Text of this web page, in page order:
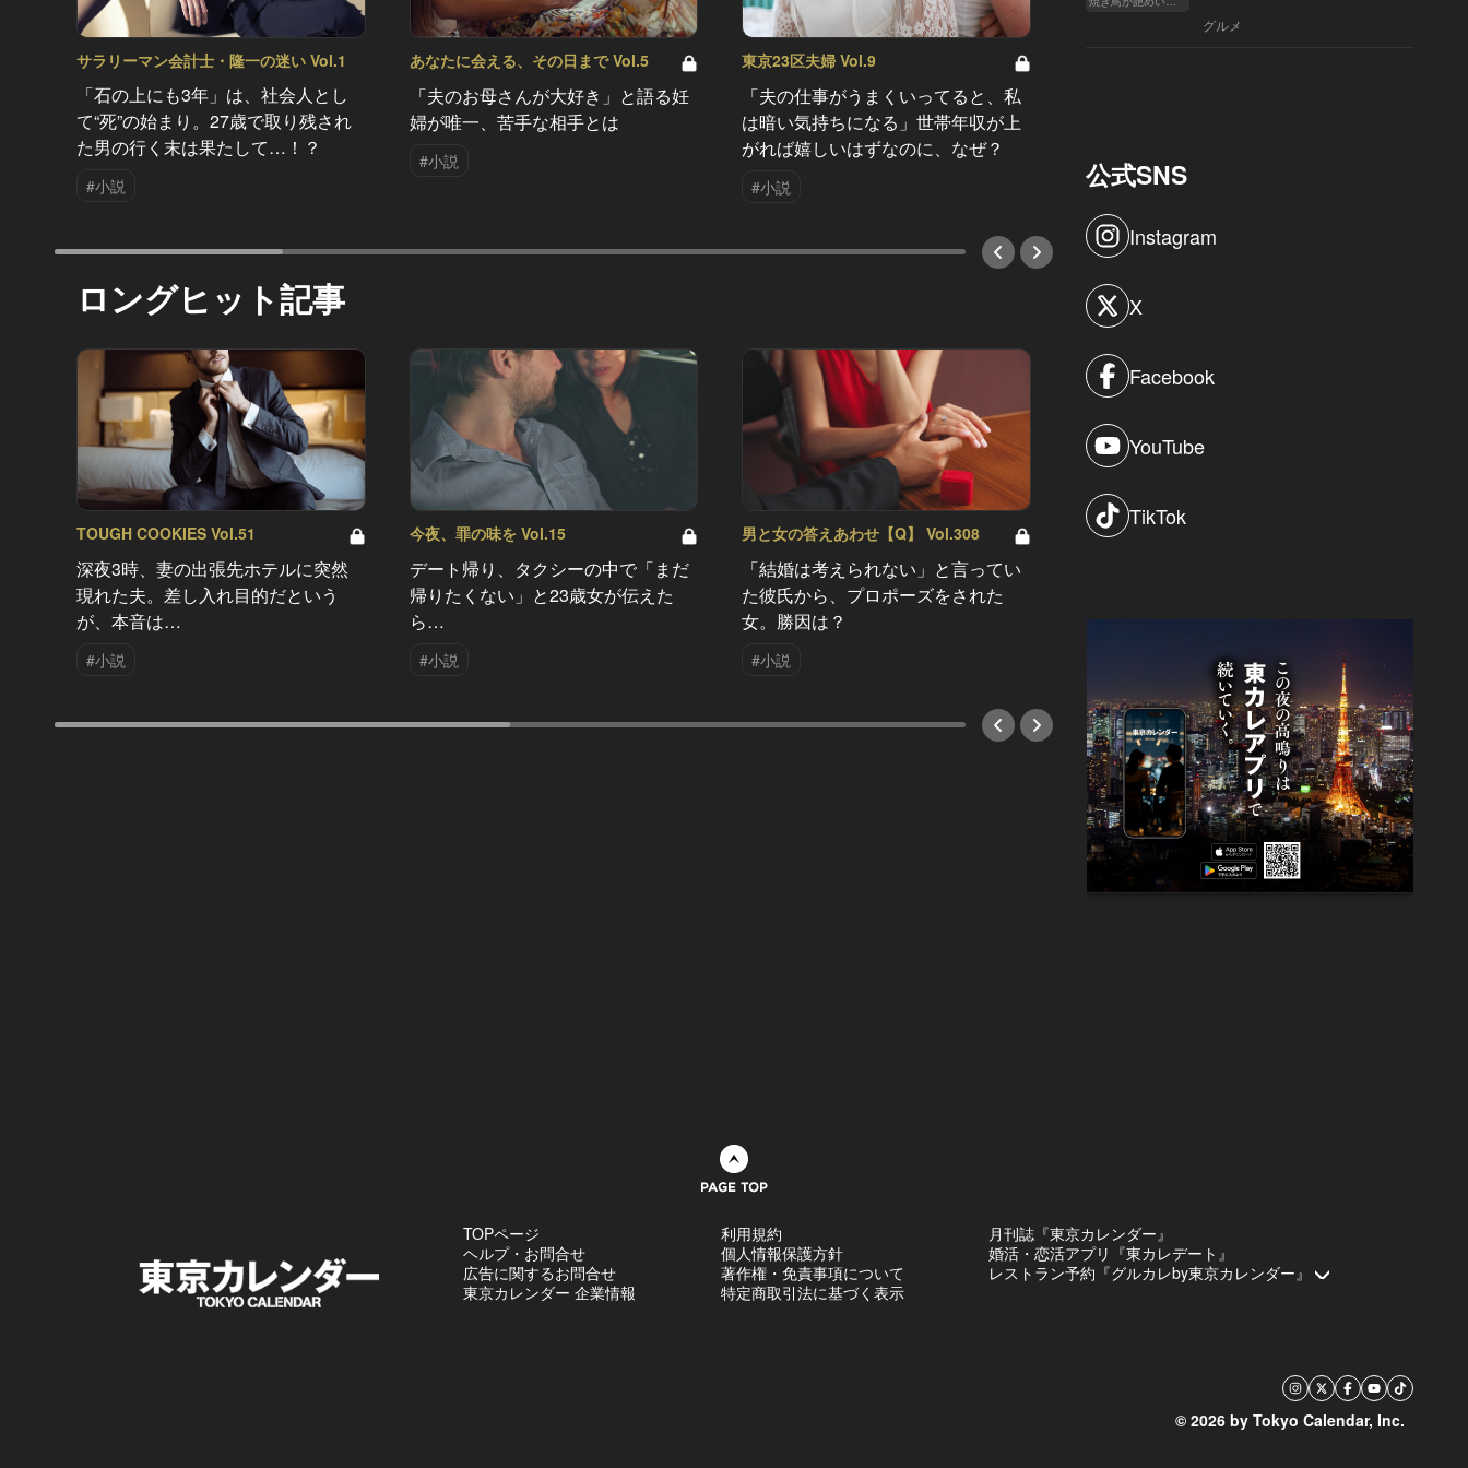
サラリーマン会計士・隆一の迷い Vol.1
「石の上にも3年」は、社会人とし
て“死”の始まり。27歳で取り残され
た男の行く末は果たして…！？
#小説
あなたに会える、その日まで Vol.5
「夫のお母さんが大好き」と語る妊
婦が唯一、苦手な相手とは
#小説
東京23区夫婦 Vol.9
「夫の仕事がうまくいってると、私
は暗い気持ちになる」世帯年収が上
がれば嬉しいはずなのに、なぜ？
#小説 #小説
ロングヒット記事
TOUGH COOKIES Vol.51
深夜3時、妻の出張先ホテルに突然
現れた夫。差し入れ目的だという
が、本音は…
#小説
今夜、罪の味を Vol.15
デート帰り、タクシーの中で「まだ
帰りたくない」と23歳女が伝えた
ら…
#小説
男と女の答えあわせ【Q】 Vol.308
「結婚は考えられない」と言ってい
た彼氏から、プロポーズをされた
女。勝因は？
#小説
男と女の答えあわせ【A】 Vol.308
変わった“理由”とは
グルメ
公式SNS
Instagram
X
Facebook
YouTube
TikTok
TOPページ
ヘルプ・お問合せ
広告に関するお問合せ
東京カレンダー 企業情報
利用規約
個人情報保護方針
著作権・免責事項について
特定商取引法に基づく表示
月刊誌『東京カレンダー』
婚活・恋活アプリ『東カレデート』
レストラン予約『グルカレby東京カレンダー』
© 2026 by Tokyo Calendar, Inc.